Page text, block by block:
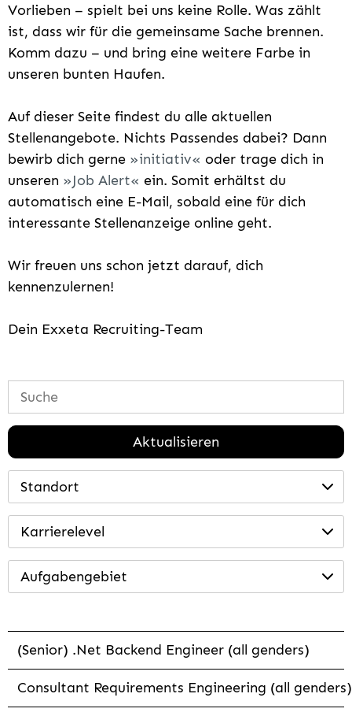
Vorlieben – spielt bei uns keine Rolle. Was zählt
ist, dass wir für die gemeinsame Sache brennen.
Komm dazu – und bring eine weitere Farbe in
unseren bunten Haufen.
Auf dieser Seite findest du alle aktuellen
Stellenangebote. Nichts Passendes dabei? Dann
bewirb dich gerne
initiativ
oder trage dich in
unseren
Job Alert
ein. Somit erhältst du
automatisch eine E-Mail, sobald eine für dich
interessante Stellenanzeige online geht.
Wir freuen uns schon jetzt darauf, dich
kennenzulernen!
Dein Exxeta Recruiting-Team
Aktualisieren
Standort
Karrierelevel
Aufgabengebiet
(Senior) .Net Backend Engineer (all genders)
Consultant Requirements Engineering (all genders)